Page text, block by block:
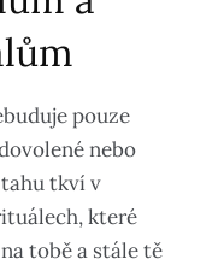
pouze
nebo
tkví v
které
tobě a stále tě